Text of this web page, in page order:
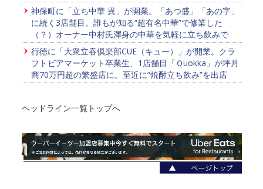
神保町に「立ち中華 異」が開業。「あつ盛」「あの字」
に続く3店舗目。誰もが知る“超有名中華”で修業した
（？）オーナー中村氏渾身の中華を気軽に立ち飲みで
行徳に「大衆立吞倶楽部CUE（キュー）」が開業。クラ
フトビアマーケット卒業生、1店舗目「Ｑuokka」が坪月
商70万円超の繁盛店に。至近に“焼酎立ち飲み”を出店
ヘッドライン一覧トップへ